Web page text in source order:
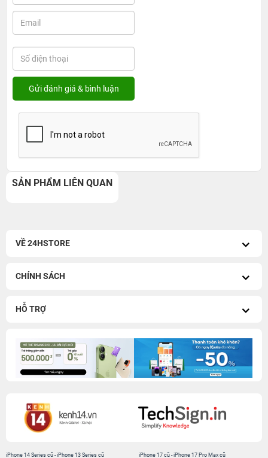
SẢN PHẨM LIÊN QUAN
VỀ 24HSTORE
CHÍNH SÁCH
HỖ TRỢ
iPhone 14 Series cũ -iPhone 13 Series cũ
iPhone 17 cũ-iPhone 17 Pro Max cũ